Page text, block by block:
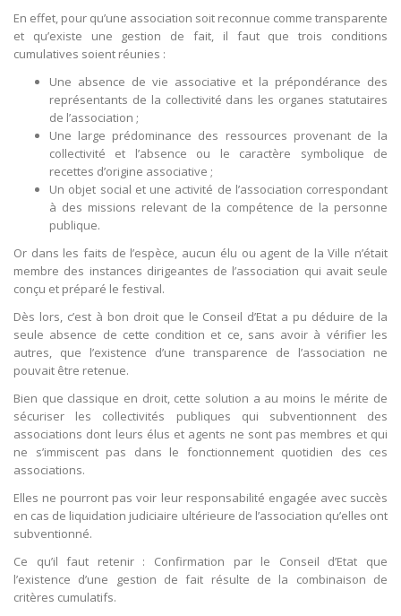
En effet, pour qu’une association soit reconnue comme transparente
et qu’existe une gestion de fait, il faut que trois conditions
cumulatives soient réunies :
Une absence de vie associative et la prépondérance des
représentants de la collectivité dans les organes statutaires
de l’association ;
Une large prédominance des ressources provenant de la
collectivité et l’absence ou le caractère symbolique de
recettes d’origine associative ;
Un objet social et une activité de l’association correspondant
à des missions relevant de la compétence de la personne
publique.
Or dans les faits de l’espèce, aucun élu ou agent de la Ville n’était
membre des instances dirigeantes de l’association qui avait seule
conçu et préparé le festival.
Dès lors, c’est à bon droit que le Conseil d’Etat a pu déduire de la
seule absence de cette condition et ce, sans avoir à vérifier les
autres, que l’existence d’une transparence de l’association ne
pouvait être retenue.
Bien que classique en droit, cette solution a au moins le mérite de
sécuriser les collectivités publiques qui subventionnent des
associations dont leurs élus et agents ne sont pas membres et qui
ne s’immiscent pas dans le fonctionnement quotidien des ces
associations.
Elles ne pourront pas voir leur responsabilité engagée avec succès
en cas de liquidation judiciaire ultérieure de l’association qu’elles ont
subventionné.
Ce qu’il faut retenir : Confirmation par le Conseil d’Etat que
l’existence d’une gestion de fait résulte de la combinaison de
critères cumulatifs.